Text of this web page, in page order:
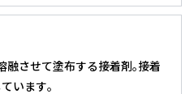
融させて塗布する接着剤｡接着
います｡